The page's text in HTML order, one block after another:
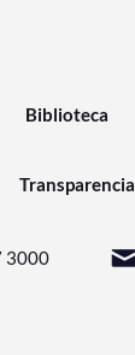
Biblioteca
Transparencia
3000